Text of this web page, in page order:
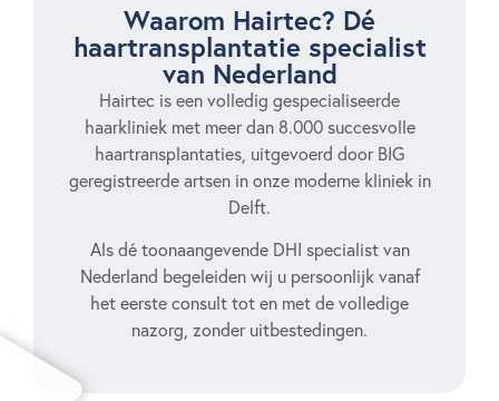
Waarom Hairtec? Dé
haartransplantatie specialist
van Nederland
Hairtec is een volledig gespecialiseerde
haarkliniek met meer dan 8.000 succesvolle
haartransplantaties, uitgevoerd door BIG
geregistreerde artsen in onze moderne kliniek in
Delft.
Als dé toonaangevende DHI specialist van
Nederland begeleiden wij u persoonlijk vanaf
het eerste consult tot en met de volledige
nazorg, zonder uitbestedingen.